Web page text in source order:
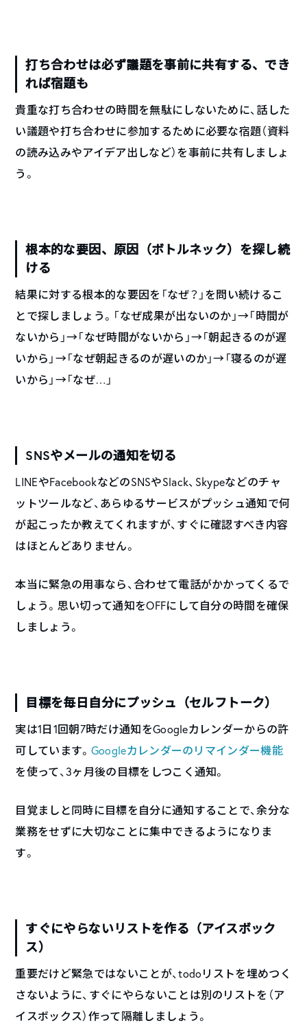
打ち合わせは必ず議題を事前に共有する、でき
れば宿題も
貴重な打ち合わせの時間を無駄にしないために、話した
い議題や打ち合わせに参加するために必要な宿題（資料
の読み込みやアイデア出しなど）を事前に共有しましょ
う。
根本的な要因、原因（ボトルネック）を探し続
ける
結果に対する根本的な要因を「なぜ？」を問い続けるこ
とで探しましょう。「なぜ成果が出ないのか」→「時間が
ないから」→「なぜ時間がないから」→「朝起きるのが遅
いから」→「なぜ朝起きるのが遅いのか」→「寝るのが遅
いから」→「なぜ…」
SNSやメールの通知を切る
LINEやFacebookなどのSNSやSlack、Skypeなどのチャ
ットツールなど、あらゆるサービスがプッシュ通知で何
が起こったか教えてくれますが、すぐに確認すべき内容
はほとんどありません。
本当に緊急の用事なら、合わせて電話がかかってくるで
しょう。思い切って通知をOFFにして自分の時間を確保
しましょう。
目標を毎日自分にプッシュ（セルフトーク）
実は1日1回朝7時だけ通知をGoogleカレンダーからの許
可しています。 Googleカレンダーのリマインダー機能
を使って、3ヶ月後の目標をしつこく通知。
目覚ましと同時に目標を自分に通知することで、余分な
業務をせずに大切なことに集中できるようになりま
す。
すぐにやらないリストを作る（アイスボック
ス）
重要だけど緊急ではないことが、todoリストを埋めつく
さないように、すぐにやらないことは別のリストを（ア
イスボックス）作って隔離しましょう。